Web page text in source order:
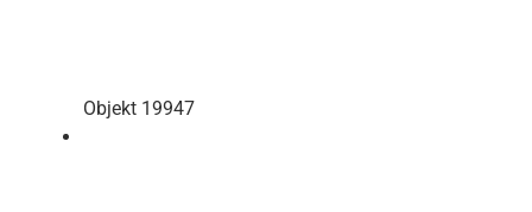
Objekt 19947